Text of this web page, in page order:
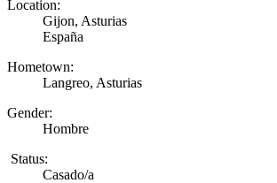
Location:
Gijon, Asturias
España
Hometown:
Langreo, Asturias
Gender:
Hombre
Status:
Casado/a